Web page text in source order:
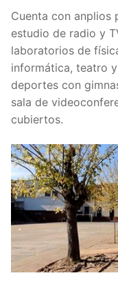
Cuenta con anplios
estudio de radio y
laboratorios de
informática, teatro
deportes con
sala de
cubiertos.